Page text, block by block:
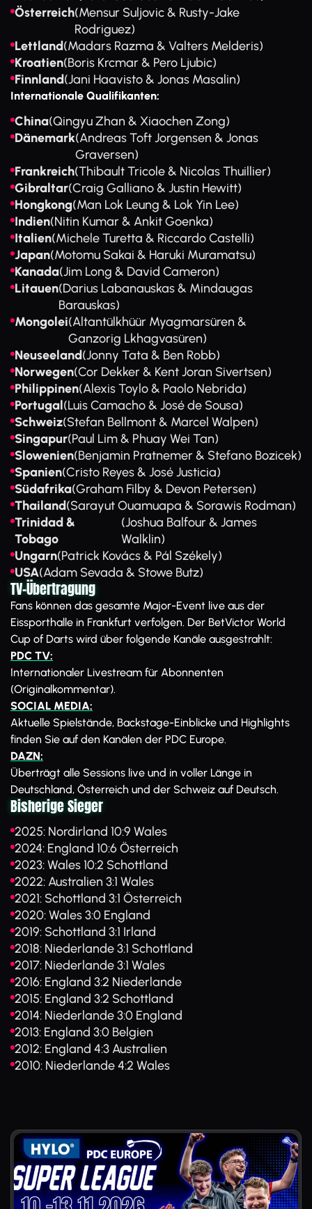
Österreich(Mensur Suljovic & Rusty-Jake
Rodriguez)
Lettland(Madars Razma & Valters Melderis)
Kroatien(Boris Krcmar & Pero Ljubic)
Finnland(Jani Haavisto & Jonas Masalin)
Internationale Qualifikanten:
China(Qingyu Zhan & Xiaochen Zong)
Dänemark(Andreas Toft Jorgensen & Jonas
Graversen)
Frankreich(Thibault Tricole & Nicolas Thuillier)
Gibraltar(Craig Galliano & Justin Hewitt)
Hongkong(Man Lok Leung & Lok Yin Lee)
Indien(Nitin Kumar & Ankit Goenka)
Italien(Michele Turetta & Riccardo Castelli)
Japan(Motomu Sakai & Haruki Muramatsu)
Kanada(Jim Long & David Cameron)
Litauen(Darius Labanauskas & Mindaugas
Barauskas)
Mongolei(Altantülkhüür Myagmarsüren &
Ganzorig Lkhagvasüren)
Neuseeland(Jonny Tata & Ben Robb)
Norwegen(Cor Dekker & Kent Joran Sivertsen)
Philippinen(Alexis Toylo & Paolo Nebrida)
Portugal(Luis Camacho & José de Sousa)
Schweiz(Stefan Bellmont & Marcel Walpen)
Singapur(Paul Lim & Phuay Wei Tan)
Slowenien(Benjamin Pratnemer & Stefano Bozicek)
Spanien(Cristo Reyes & José Justicia)
Südafrika(Graham Filby & Devon Petersen)
Thailand(Sarayut Ouamuapa & Sorawis Rodman)
Trinidad &
Tobago
(Joshua Balfour & James
Walklin)
Ungarn(Patrick Kovács & Pál Székely)
USA(Adam Sevada & Stowe Butz)
TV-Übertragung
Fans können das gesamte Major-Event live aus der
Eissporthalle in Frankfurt verfolgen. Der BetVictor World
Cup of Darts wird über folgende Kanäle ausgestrahlt:
PDC TV:
Internationaler Livestream für Abonnenten
(Originalkommentar).
SOCIAL MEDIA:
Aktuelle Spielstände, Backstage-Einblicke und Highlights
finden Sie auf den Kanälen der PDC Europe.
DAZN:
Überträgt alle Sessions live und in voller Länge in
Deutschland, Österreich und der Schweiz auf Deutsch.
Bisherige Sieger
2025: Nordirland 10:9 Wales
2024: England 10:6 Österreich
2023: Wales 10:2 Schottland
2022: Australien 3:1 Wales
2021: Schottland 3:1 Österreich
2020: Wales 3:0 England
2019: Schottland 3:1 Irland
2018: Niederlande 3:1 Schottland
2017: Niederlande 3:1 Wales
2016: England 3:2 Niederlande
2015: England 3:2 Schottland
2014: Niederlande 3:0 England
2013: England 3:0 Belgien
2012: England 4:3 Australien
2010: Niederlande 4:2 Wales